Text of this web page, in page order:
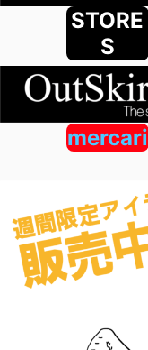
STORE
S
mercari